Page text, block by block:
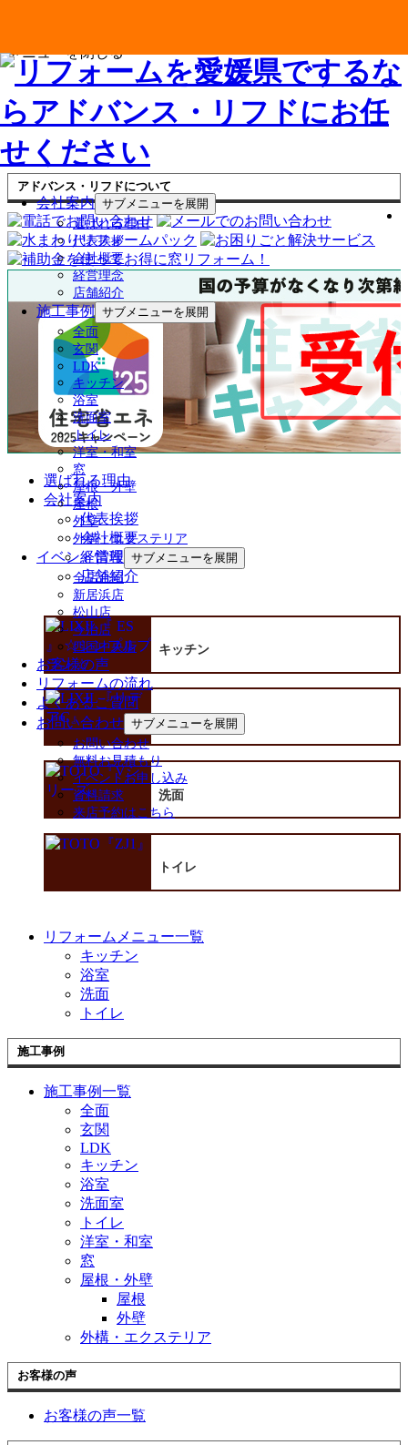
会社案内 サブメニューを展開
選ばれる理由
代表挨拶
会社概要
経営理念
店舗紹介
施工事例 サブメニューを展開
全面
玄関
LDK
キッチン
浴室
洗面室
トイレ
洋室・和室
窓
屋根・外壁
屋根
外壁
外構・エクステリア
イベント情報 サブメニューを展開
全店合同
新居浜店
松山店
今治店
四国中央店
お客様の声
リフォームの流れ
よくあるご質問
お問い合わせ サブメニューを展開
お問い合わせ
無料お見積もり
イベントお申し込み
資料請求
来店予約はこちら
メニューを閉じる
アドバンス・リフドについて
選ばれる理由
会社案内
代表挨拶
会社概要
経営理念
店舗紹介
キッチン
浴室
洗面
トイレ
リフォームメニュー一覧
キッチン
浴室
洗面
トイレ
施工事例
施工事例一覧
全面
玄関
LDK
キッチン
浴室
洗面室
トイレ
洋室・和室
窓
屋根・外壁
屋根
外壁
外構・エクステリア
お客様の声
お客様の声一覧